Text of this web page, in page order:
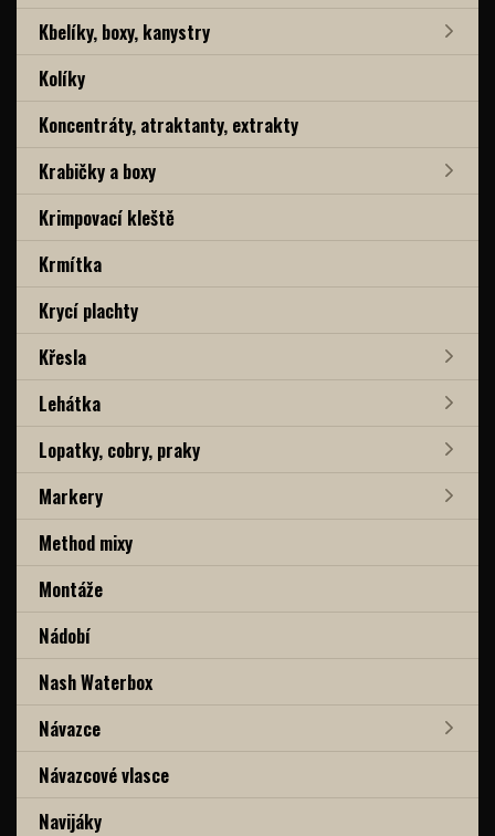
Kbelíky, boxy, kanystry
Kolíky
Koncentráty, atraktanty, extrakty
Krabičky a boxy
Krimpovací kleště
Krmítka
Krycí plachty
Křesla
Lehátka
Lopatky, cobry, praky
Markery
Method mixy
Montáže
Nádobí
Nash Waterbox
Návazce
Návazcové vlasce
Navijáky